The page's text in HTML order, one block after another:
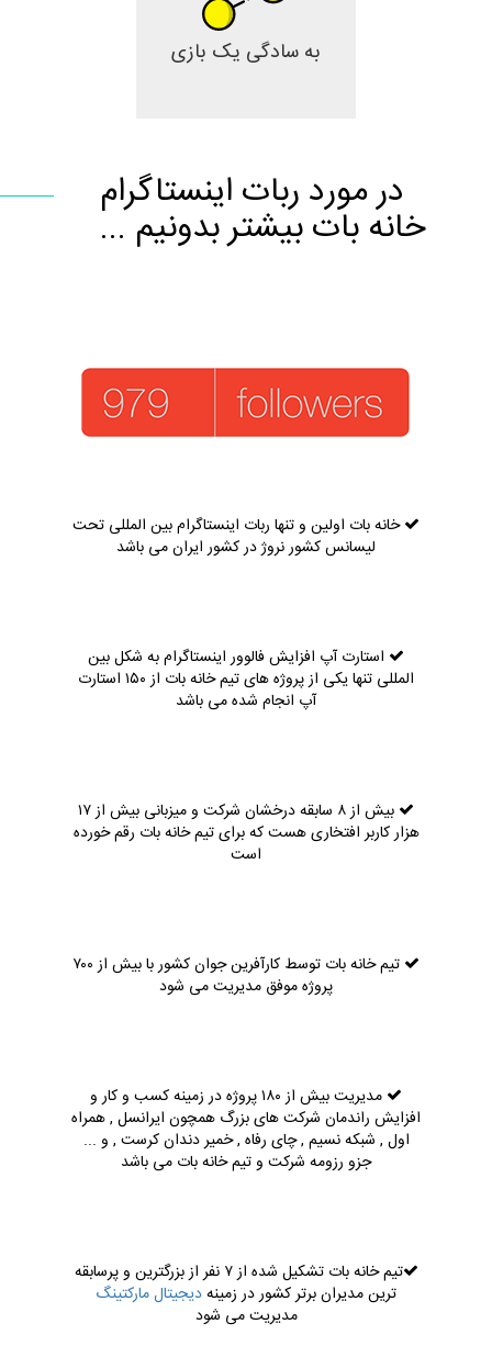
به سادگی یک بازی
در مورد ربات اینستاگرام
خانه بات بیشتر بدونیم ...
خانه بات اولین و تنها ربات اینستاگرام بین المللی تحت
لیسانس کشور نروژ در کشور ایران می باشد
استارت آپ افزایش فالوور اینستاگرام به شکل بین
المللی تنها یکی از پروژه های تیم خانه بات از ۱۵۰ استارت
آپ انجام شده می باشد
بیش از ۸ سابقه درخشان شرکت و میزبانی بیش از ۱۷
هزار کاربر افتخاری هست که برای تیم خانه بات رقم خورده
است
تیم خانه بات توسط کارآفرین جوان کشور با بیش از ۷۰۰
پروژه موفق مدیریت می شود
مدیریت بیش از ۱۸۰ پروژه در زمینه کسب و کار و
افزایش راندمان شرکت های بزرگ همچون ایرانسل , همراه
اول , شبکه نسیم , چای رفاه , خمیر دندان کرست , و ...
جزو رزومه شرکت و تیم خانه بات می باشد
تیم خانه بات تشکیل شده از ۷ نفر از بزرگترین و پرسابقه
ترین مدیران برتر کشور در زمینهدیجیتال مارکتینگ
مدیریت می شود